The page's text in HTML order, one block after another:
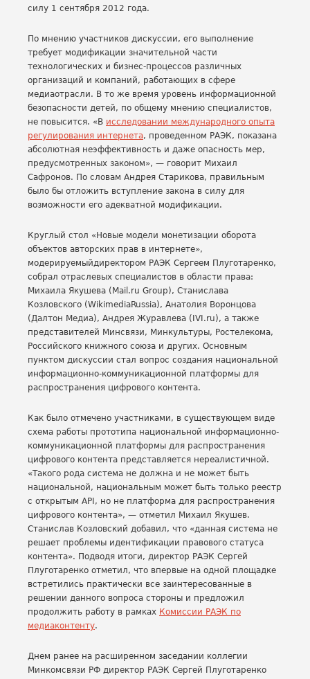
силу 1 сентября 2012 года.
По мнению участников дискуссии, его выполнение
требует модификации значительной части
технологических и бизнес-процессов различных
организаций и компаний, работающих в сфере
медиаотрасли. В то же время уровень информационной
безопасности детей, по общему мнению специалистов,
не повысится. «В исследовании международного опыта
регулирования интернета, проведенном РАЭК, показана
абсолютная неэффективность и даже опасность мер,
предусмотренных законом», — говорит Михаил
Сафронов. По словам Андрея Старикова, правильным
было бы отложить вступление закона в силу для
возможности его адекватной модификации.
Круглый стол «Новые модели монетизации оборота
объектов авторских прав в интернете»,
модерируемыйдиректором РАЭК Сергеем Плуготаренко,
собрал отраслевых специалистов в области права:
Михаила Якушева (Mail.ru Group), Станислава
Козловского (WikimediaRussia), Анатолия Воронцова
(Далтон Медиа), Андрея Журавлева (IVI.ru), а также
представителей Минсвязи, Минкультуры, Ростелекома,
Российского книжного союза и других. Основным
пунктом дискуссии стал вопрос создания национальной
информационно-коммуникационной платформы для
распространения цифрового контента.
Как было отмечено участниками, в существующем виде
схема работы прототипа национальной информационно-
коммуникационной платформы для распространения
цифрового контента представляется нереалистичной.
«Такого рода система не должна и не может быть
национальной, национальным может быть только реестр
с открытым API, но не платформа для распространения
цифрового контента», — отметил Михаил Якушев.
Станислав Козловский добавил, что «данная система не
решает проблемы идентификации правового статуса
контента». Подводя итоги, директор РАЭК Сергей
Плуготаренко отметил, что впервые на одной площадке
встретились практически все заинтересованные в
решении данного вопроса стороны и предложил
продолжить работу в рамках Комиссии РАЭК по
медиаконтенту.
Днем ранее на расширенном заседании коллегии
Минкомсвязи РФ директор РАЭК Сергей Плуготаренко